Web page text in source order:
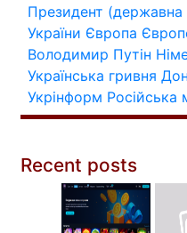
Президент (державна
України Європа
Володимир Путін
Українська гривня
Укрінформ Російська
Recent posts